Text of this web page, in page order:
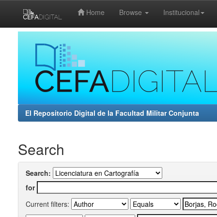
Home Browse Institucional
El Repositorio Digital de la Facultad Militar Conjunta
Search
Search:
for
Current filters: